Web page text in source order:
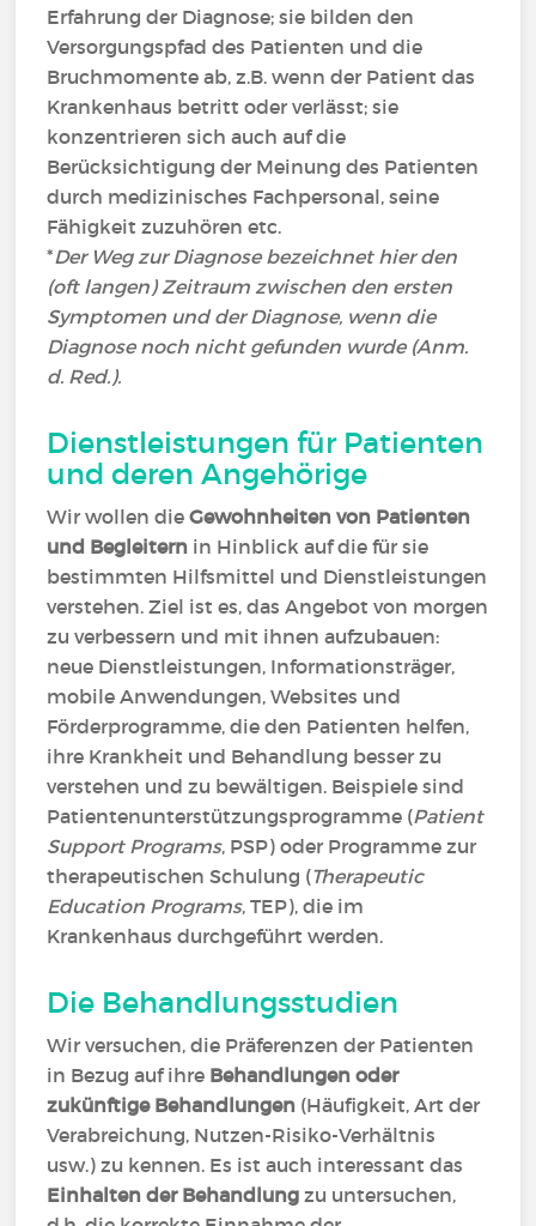
Erfahrung der Diagnose; sie bilden den
Versorgungspfad des Patienten und die
Bruchmomente ab, z.B. wenn der Patient das
Krankenhaus betritt oder verlässt; sie
konzentrieren sich auch auf die
Berücksichtigung der Meinung des Patienten
durch medizinisches Fachpersonal, seine
Fähigkeit zuzuhören etc.
*Der Weg zur Diagnose bezeichnet hier den
(oft langen) Zeitraum zwischen den ersten
Symptomen und der Diagnose, wenn die
Diagnose noch nicht gefunden wurde (Anm.
d. Red.).
Dienstleistungen für Patienten
und deren Angehörige
Wir wollen dieGewohnheiten von Patienten
und Begleitern in Hinblick auf die für sie
bestimmten Hilfsmittel und Dienstleistungen
verstehen. Ziel ist es, das Angebot von morgen
zu verbessern und mit ihnen aufzubauen:
neue Dienstleistungen, Informationsträger,
mobile Anwendungen, Websites und
Förderprogramme, die den Patienten helfen,
ihre Krankheit und Behandlung besser zu
verstehen und zu bewältigen. Beispiele sind
Patientenunterstützungsprogramme (Patient
Support Programs, PSP) oder Programme zur
therapeutischen Schulung (Therapeutic
Education Programs, TEP), die im
Krankenhaus durchgeführt werden.
Die Behandlungsstudien
Wir versuchen, die Präferenzen der Patienten
in Bezug auf ihre Behandlungen oder
zukünftige Behandlungen (Häufigkeit, Art der
Verabreichung, Nutzen-Risiko-Verhältnis
usw.) zu kennen. Es ist auch interessant das
Einhalten der Behandlung zu untersuchen,